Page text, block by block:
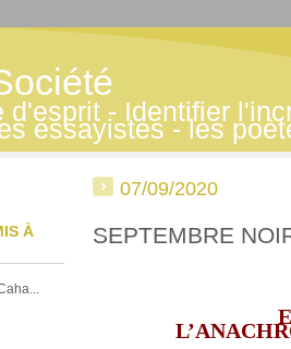
d'esprit - Identifier
essayistes - les
À
07/09/2020
SEPTEMBRE